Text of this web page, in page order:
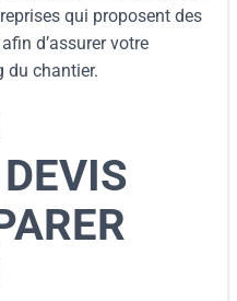
qui proposent des
d’assurer votre
du chantier.